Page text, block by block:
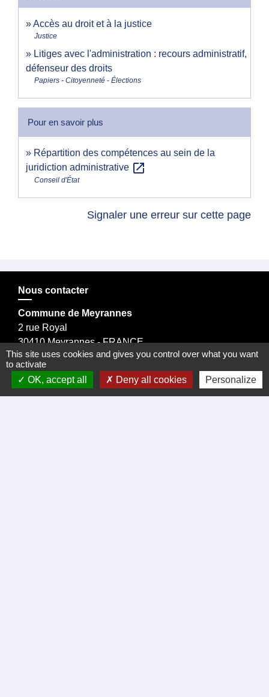
Accès au droit et à la justice
Justice
Litiges avec l'administration : recours administratif,
défenseur des droits
Papiers - Citoyenneté - Élections
Pour en savoir plus
Répartition des compétences au sein de la
juridiction administrative open_in_new
Conseil d'État
Signaler une erreur sur cette page
Nous contacter
Commune de Meyrannes
2 rue Royal
30410 Meyrannes - FRANCE
Formulaire de contact
tél. 04 66 24 05 02
Facebook
This site uses cookies and gives you control over what you want
to activate
OK, accept all
Deny all cookies Personalize